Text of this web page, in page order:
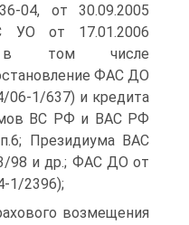
04, от 30.09.2005
УО от 17.01.2006
в том числе
ФАС ДО
06-1/637) и кредита
ВС РФ и ВАС РФ
Президиума ВАС
98 и др.; ФАС ДО от
1/2396);
возмещения